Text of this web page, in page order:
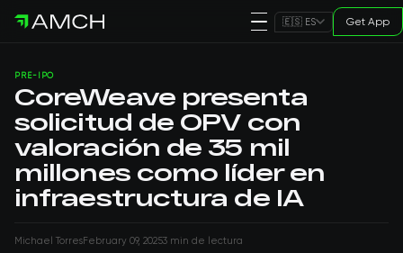
🇪🇸 ES Get App
PRE-IPO
CoreWeave presenta
solicitud de OPV con
valoración de 35 mil
millones como líder en
infraestructura de IA
Michael TorresFebruary 09, 20253 min de lectura